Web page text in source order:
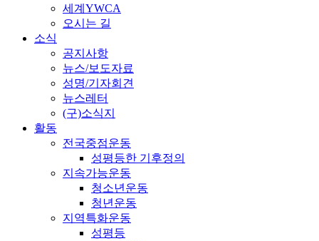
세계YWCA
오시는 길
소식
공지사항
뉴스/보도자료
성명/기자회견
뉴스레터
(구)소식지
활동
전국중점운동
성평등한 기후정의
지속가능운동
청소년운동
청년운동
지역특화운동
성평등